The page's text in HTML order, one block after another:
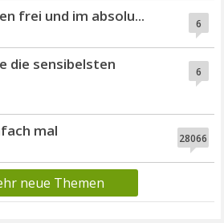
6
frei und im absolu...
6
die sensibelsten
28066
mal
neue Themen